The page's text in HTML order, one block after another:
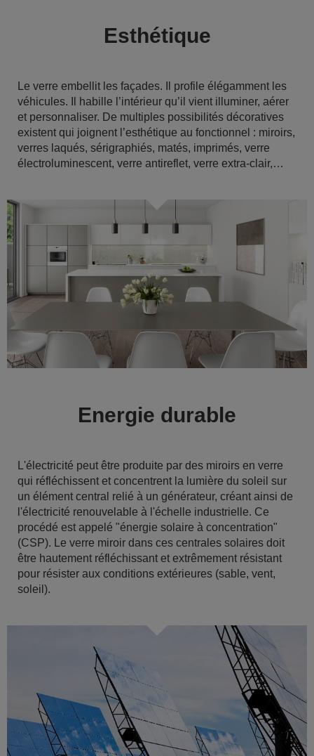
Esthétique
Le verre embellit les façades. Il profile élégamment les
véhicules. Il habille l’intérieur qu’il vient illuminer, aérer
et personnaliser. De multiples possibilités décoratives
existent qui joignent l’esthétique au fonctionnel : miroirs,
verres laqués, sérigraphiés, matés, imprimés, verre
électroluminescent, verre antireflet, verre extra-clair,…
Energie durable
L'électricité peut être produite par des miroirs en verre
qui réfléchissent et concentrent la lumière du soleil sur
un élément central relié à un générateur, créant ainsi de
l'électricité renouvelable à l'échelle industrielle. Ce
procédé est appelé "énergie solaire à concentration"
(CSP). Le verre miroir dans ces centrales solaires doit
être hautement réfléchissant et extrêmement résistant
pour résister aux conditions extérieures (sable, vent,
soleil).